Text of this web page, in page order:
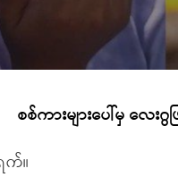
စစ်ကားများပေါ်မှ လေး
က်။